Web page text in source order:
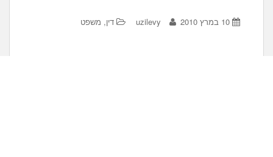
10 במרץ 2010 uzilevy דין, משפט